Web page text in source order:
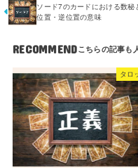
ソード7のカードにおける数秘
位置・逆位置の意味
RECOMMEND
タロ